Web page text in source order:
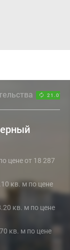
цене от 18 287
кв. м по цене
кв. м по цене
кв. м по цене